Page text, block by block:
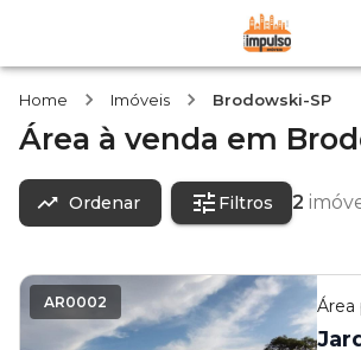
Home Imóveis Brodowski-SP
Área à venda em
Ordenar Filtros 2
AR0002 Área